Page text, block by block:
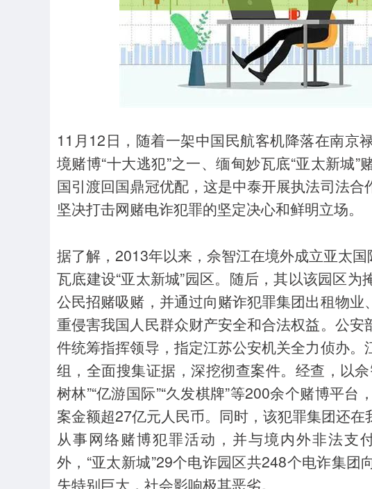
11月12日，随着一架中国民航客机降落在南京
境赌博“十大逃犯”之一、缅甸妙瓦底“亚太新城
国引渡回国鼎冠优配，这是中泰开展执法司法
坚决打击网赌电诈犯罪的坚定决心和鲜明立场。
据了解，2013年以来，佘智江在境外成立亚太
瓦底建设“亚太新城”园区。随后，其以该园区
公民招赌吸赌，并通过向赌诈犯罪集团出租物
重侵害我国人民群众财产安全和合法权益。公
件统筹指挥领导，指定江苏公安机关全力侦办
组，全面搜集证据，深挖彻查案件。经查，以
树林”“亿游国际”“久发棋牌”等200余个赌博平
案金额超27亿元人民币。同时，该犯罪集团还
从事网络赌博犯罪活动，并与境内外非法支
外，“亚太新城”29个电诈园区共248个电诈集
失特别巨大，社会影响极其恶劣。
深证成指 14311.01 200.89 1.42%